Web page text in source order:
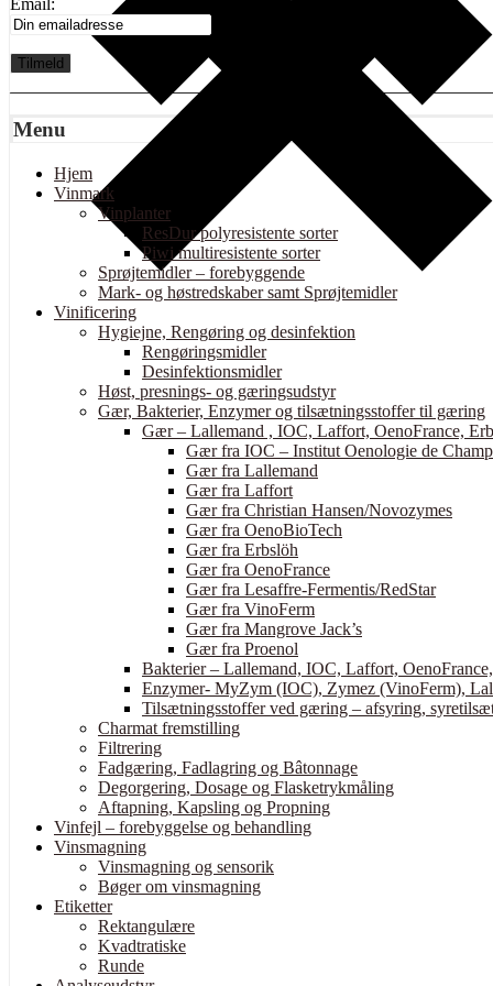
Email:
Menu
Hjem
Vinmark
Vinplanter
ResDur polyresistente sorter
Piwi multiresistente sorter
Sprøjtemidler – forebyggende
Mark- og høstredskaber samt Sprøjtemidler
Vinificering
Hygiejne, Rengøring og desinfektion
Rengøringsmidler
Desinfektionsmidler
Høst, presnings- og gæringsudstyr
Gær, Bakterier, Enzymer og tilsætningsstoffer til gæring
Gær – Lallemand , IOC, Laffort, OenoFrance,
Gær fra IOC – Institut Oenologie de
Gær fra Lallemand
Gær fra Laffort
Gær fra Christian Hansen/Novozymes
Gær fra OenoBioTech
Gær fra Erbslöh
Gær fra OenoFrance
Gær fra Lesaffre-Fermentis/RedStar
Gær fra VinoFerm
Gær fra Mangrove Jack’s
Gær fra Proenol
Bakterier – Lallemand, IOC, Laffort,
Enzymer- MyZym (IOC), Zymez (VinoFerm),
Tilsætningsstoffer ved gæring – afsyring,
Charmat fremstilling
Filtrering
Fadgæring, Fadlagring og Bâtonnage
Degorgering, Dosage og Flasketrykmåling
Aftapning, Kapsling og Propning
Vinfejl – forebyggelse og behandling
Vinsmagning
Vinsmagning og sensorik
Bøger om vinsmagning
Etiketter
Rektangulære
Kvadtratiske
Runde